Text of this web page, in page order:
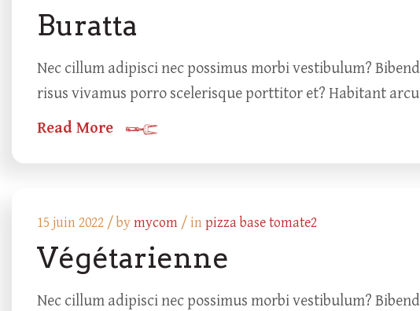
Buratta
Nec cillum adipisci nec possimus morbi vestibulum?
risus vivamus porro scelerisque porttitor et? Habitant
Read More
15 juin 2022 /bymycom / inpizza base tomate2
Végétarienne
Nec cillum adipisci nec possimus morbi vestibulum?